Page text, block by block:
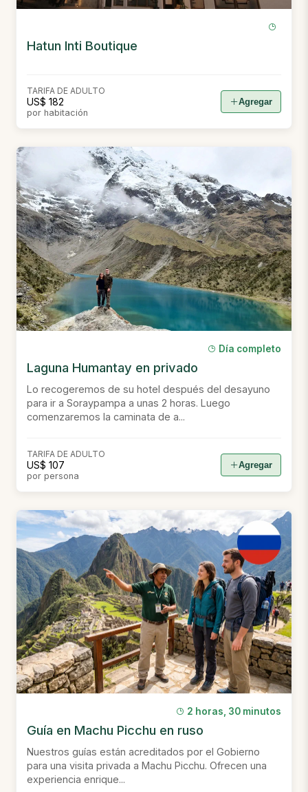
Hatun Inti Boutique
TARIFA DE ADULTO
US$ 182
por habitación
Agregar
Día completo
Laguna Humantay en privado
Lo recogeremos de su hotel después del desayuno
para ir a Soraypampa a unas 2 horas. Luego
comenzaremos la caminata de a...
TARIFA DE ADULTO
US$ 107
por persona
Agregar
2 horas, 30 minutos
Guía en Machu Picchu en ruso
Nuestros guías están acreditados por el Gobierno
para una visita privada a Machu Picchu. Ofrecen una
experiencia enrique...